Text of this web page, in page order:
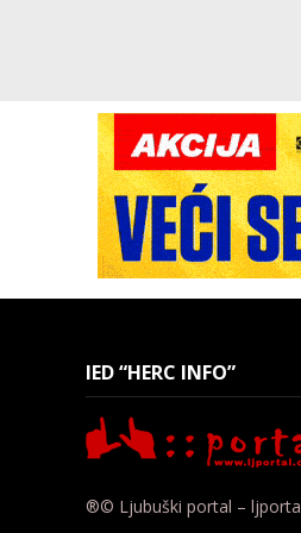
IED “HERC INFO”
®© Ljubuški portal –